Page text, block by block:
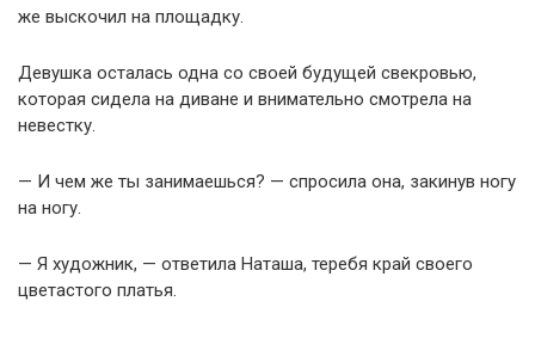
же выскочил на площадку.
Девушка осталась одна со своей будущей свекровью,
которая сидела на диване и внимательно смотрела на
невестку.
— И чем же ты занимаешься? — спросила она, закинув ногу
на ногу.
— Я художник, — ответила Наташа, теребя край своего
цветастого платья.